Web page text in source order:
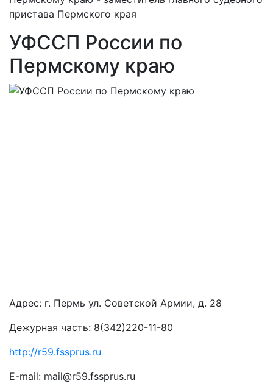
пристава Пермского края
УФССП России по
Пермскому краю
Адрес: г. Пермь ул. Советской Армии, д. 28
Дежурная часть: 8(342)220-11-80
http://r59.fssprus.ru
E-mail: mail@r59.fssprus.ru